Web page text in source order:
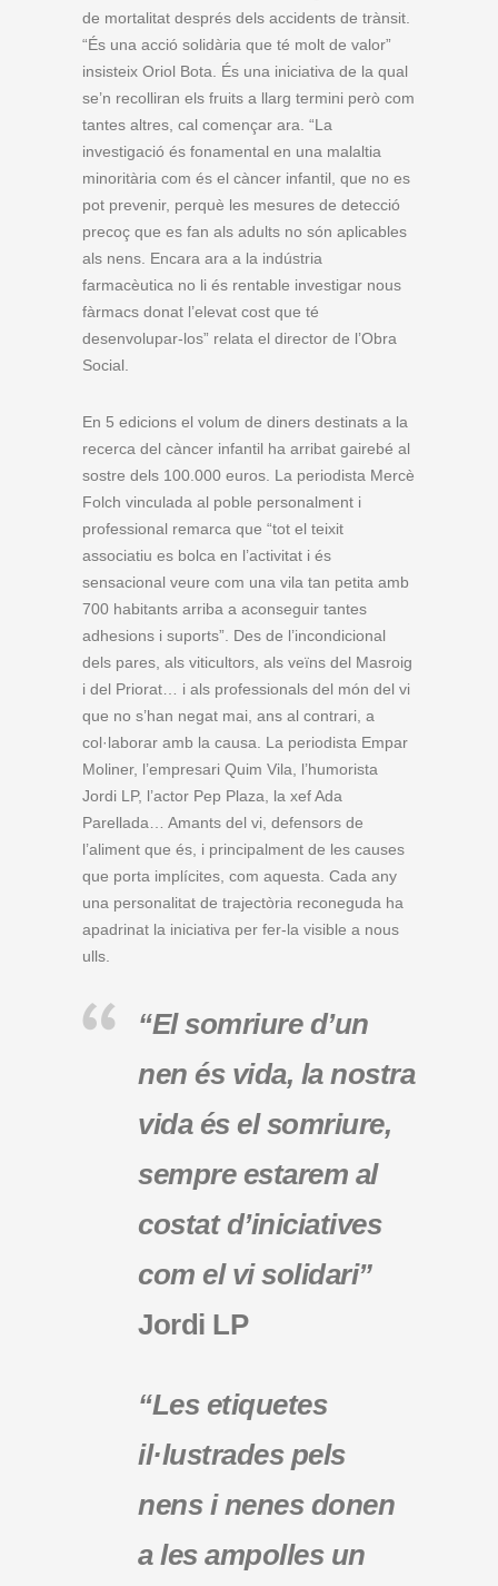
de mortalitat després dels accidents de trànsit.
“És una acció solidària que té molt de valor”
insisteix Oriol Bota. És una iniciativa de la qual
se’n recolliran els fruits a llarg termini però com
tantes altres, cal començar ara. “La
investigació és fonamental en una malaltia
minoritària com és el càncer infantil, que no es
pot prevenir, perquè les mesures de detecció
precoç que es fan als adults no són aplicables
als nens. Encara ara a la indústria
farmacèutica no li és rentable investigar nous
fàrmacs donat l’elevat cost que té
desenvolupar-los” relata el director de l’Obra
Social.
En 5 edicions el volum de diners destinats a la
recerca del càncer infantil ha arribat gairebé al
sostre dels 100.000 euros. La periodista Mercè
Folch vinculada al poble personalment i
professional remarca que “tot el teixit
associatiu es bolca en l’activitat i és
sensacional veure com una vila tan petita amb
700 habitants arriba a aconseguir tantes
adhesions i suports”. Des de l’incondicional
dels pares, als viticultors, als veïns del Masroig
i del Priorat… i als professionals del món del vi
que no s’han negat mai, ans al contrari, a
col·laborar amb la causa. La periodista Empar
Moliner, l’empresari Quim Vila, l’humorista
Jordi LP, l’actor Pep Plaza, la xef Ada
Parellada… Amants del vi, defensors de
l’aliment que és, i principalment de les causes
que porta implícites, com aquesta. Cada any
una personalitat de trajectòria reconeguda ha
apadrinat la iniciativa per fer-la visible a nous
ulls.
“El somriure d’un
nen és vida, la nostra
vida és el somriure,
sempre estarem al
costat d’iniciatives
com el vi solidari”
Jordi LP
“Les etiquetes
il·lustrades pels
nens i nenes donen
a les ampolles un